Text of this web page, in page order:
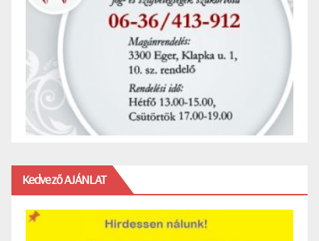
Kedvező AJÁNLAT